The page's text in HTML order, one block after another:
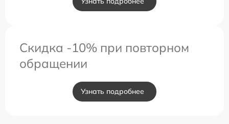
Скидка -10% при повторном
обращении
Узнать подробнее